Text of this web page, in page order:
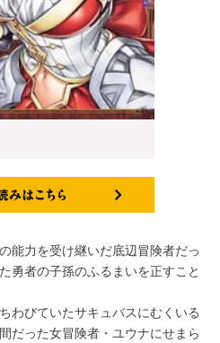
能力を受け継いだ底辺冒険者だっ
勇者の子孫のふるまいを正すこと
わびていたサキュバスにむくいる
だった女冒険者・ユウナにせまら